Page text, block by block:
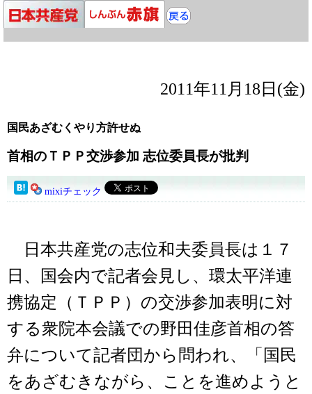
2011年11月18日(金)
国民あざむくやり方許せぬ
首相のＴＰＰ交渉参加 志位委員長が批判
mixiチェック
日本共産党の志位和夫委員長は１７
日、国会内で記者会見し、環太平洋連
携協定（ＴＰＰ）の交渉参加表明に対
する衆院本会議での野田佳彦首相の答
弁について記者団から問われ、「国民
をあざむきながら、ことを進めようと